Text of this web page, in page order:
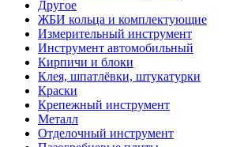
Другое
ЖБИ кольца и комплектующие
Измерительный инструмент
Инструмент автомобильный
Кирпичи и блоки
Клея, шпатлёвки, штукатурки
Краски
Крепежный инструмент
Металл
Отделочный инструмент